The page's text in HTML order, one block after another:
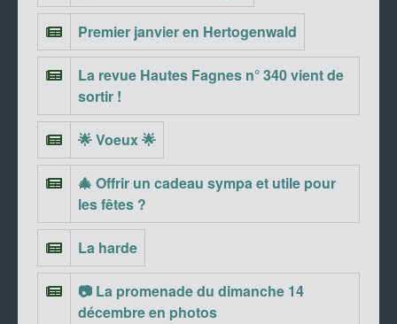
Premier janvier en Hertogenwald
La revue Hautes Fagnes n° 340 vient de
sortir !
🌟 Voeux 🌟
🎄 Offrir un cadeau sympa et utile pour
les fêtes ?
La harde
📷 La promenade du dimanche 14
décembre en photos